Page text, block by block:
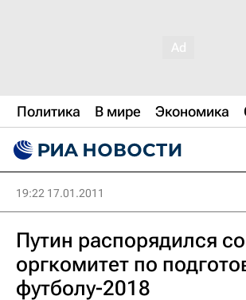
Политика В мире Экономика
19:22 17.01.2011
Путин распорядился
оргкомитет по
футболу-2018